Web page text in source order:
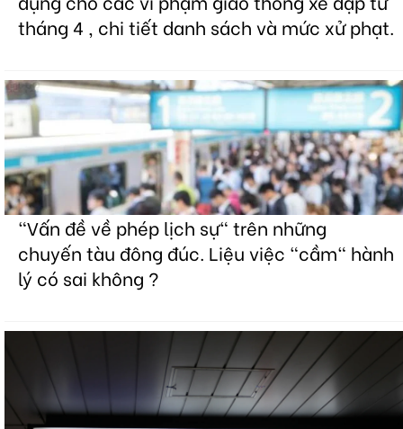
tháng 4 , chi tiết danh sách và mức xử phạt.
"Vấn đề về phép lịch sự" trên những
chuyến tàu đông đúc. Liệu việc "cầm" hành
lý có sai không ?